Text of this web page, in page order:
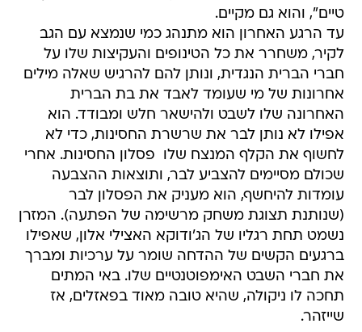
טיים", והוא גם מקיים.
עד הרגע האחרון הוא מתנהג כמי שנמצא עם הגב
לקיר, משחרר את כל הטינופים והעקיצות שלו על
חברי הברית הנגדית, ונותן להם להרגיש שאלה מילים
אחרונות של מי שעומד לאבד את בת הברית
האחרונה שלו לשבט ולהישאר חלש ומבודד. הוא
אפילו לא נותן לבר את שרשרת החסינות, כדי לא
לחשוף את הקלף המנצח שלו  פסלון החסינות. אחרי
שכולם מסיימים להצביע לבר, ותוצאות ההצבעה
עומדות להיחשף, הוא מעניק את הפסלון לבר
(שנותנת תצוגת משחק מרשימה של הפתעה). המזרן
נשמט תחת רגליו של הג'ודוקא האצילי אלון, שאפילו
ברגעים הקשים של ההדחה שומר על ערכיות ומברך
את חברי השבט האימפוטנטיים שלו. באי המתים
תחכה לו ניקולה, שהיא טובה מאוד בפאזלים, אז
שייזהר.